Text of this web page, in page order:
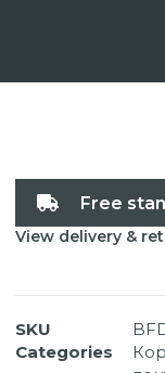
Free
View delivery &
SKU
Categories